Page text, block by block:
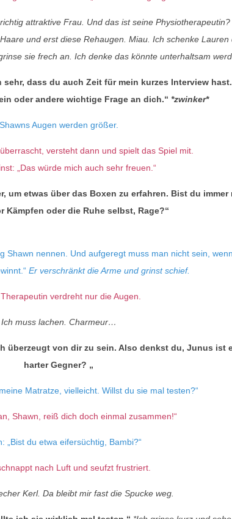
attraktive Frau. Und das ist seine Physiotherapeutin?
und erst diese Rehaugen. Miau. Ich schenke Lauren
sie frech an. Ich denke das könnte unterhaltsam
sehr, dass du auch Zeit für mein kurzes Interview
oder andere wichtige Frage an dich.“ *zwinker*
Shawns Augen werden größer.
versteht dann und spielt das Spiel mit.
„Das würde mich auch sehr freuen.“
um etwas über das Boxen zu erfahren. Bist du immer
Kämpfen oder die Ruhe selbst, Rage?“
Shawn nennen. Und aufgeregt muss man nicht sein,
Er verschränkt die Arme und grinst schief.
verdreht nur die Augen.
Ich muss lachen. Charmeur…
überzeugt von dir zu sein. Also denkst du, Junus ist
harter Gegner? „
Matratze, vielleicht. Willst du sie mal testen?“
Shawn, reiß dich doch einmal zusammen!“
„Bist du etwa eifersüchtig, Bambi?“
nach Luft und seufzt frustriert.
Kerl. Da bleibt mir fast die Spucke weg.